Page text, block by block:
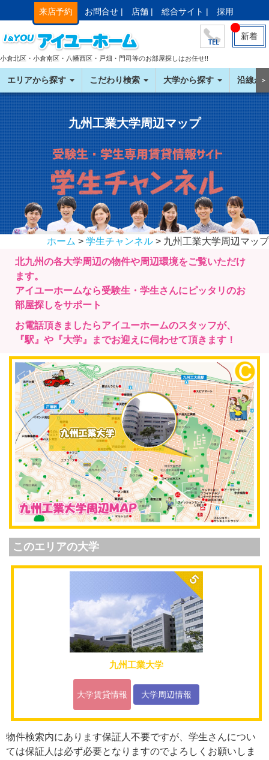
来店予約 お問合せ | 店舗 | 総合サイト | 採用
新着
小倉北区・小倉南区・八幡西区・戸畑・門司等のお部屋探しはお任せ!!
エリアから探す こだわり検索 大学から探す 沿線か＞
九州工業大学周辺マップ
ホーム > 学生チャンネル > 九州工業大学周辺マップ
北九州の各大学周辺の物件や周辺環境をご覧いただけ
ます。
アイユーホームなら受験生・学生さんにピッタリのお
部屋探しをサポート
お電話頂きましたらアイユーホームのスタッフが、
『駅』や『大学』までお迎えに伺わせて頂きます！
このエリアの大学
九州工業大学
大学賃貸情報 大学周辺情報
物件検索内にあります保証人不要ですが、学生さんについ
ては保証人は必ず必要となりますのでよろしくお願いしま